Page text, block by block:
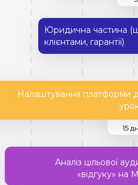
15
Юридична частина
клієнтами, гарантії)
Аналіз цільової
«відгуку» на
Налаштування платформи